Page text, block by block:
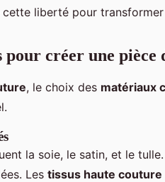
liberté pour
créer une pièce
, le choix des matériaux
la soie, le satin, et le
Les tissus haute couture